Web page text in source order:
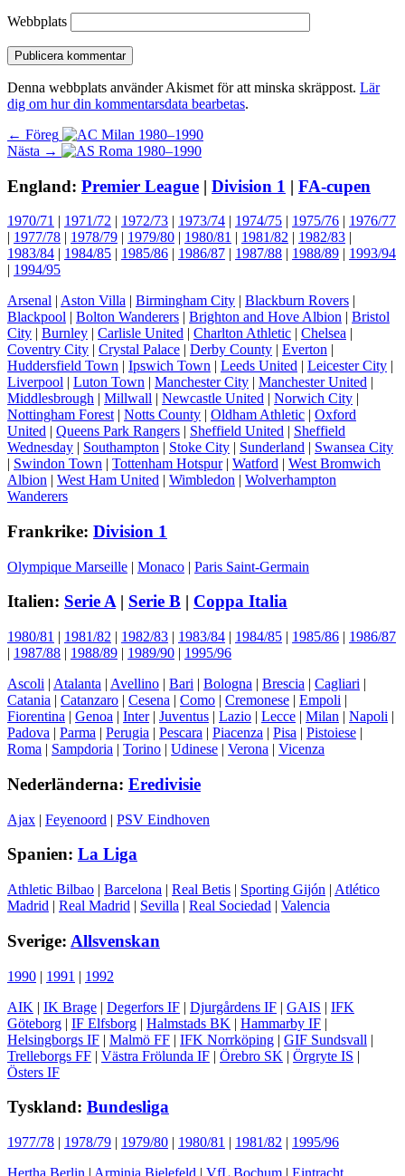
Webbplats
Denna webbplats använder Akismet för att minska skräppost. Lär
dig om hur din kommentarsdata bearbetas.
Inläggsnavigering
← Föreg Föregående
inlägg:
Nästa → Nästa
England: Premier League | Division 1 | FA-cupen
1970/71 | 1971/72 | 1972/73 | 1973/74 | 1974/75 | 1975/76 | 1976/77
| 1977/78 | 1978/79 | 1979/80 | 1980/81 | 1981/82 | 1982/83 |
1983/84 | 1984/85 | 1985/86 | 1986/87 | 1987/88 | 1988/89 | 1993/94
| 1994/95
Arsenal | Aston Villa | Birmingham City | Blackburn Rovers |
Blackpool | Bolton Wanderers | Brighton and Hove Albion | Bristol
City | Burnley | Carlisle United | Charlton Athletic | Chelsea |
Coventry City | Crystal Palace | Derby County | Everton |
Huddersfield Town | Ipswich Town | Leeds United | Leicester City |
Liverpool | Luton Town | Manchester City | Manchester United |
Middlesbrough | Millwall | Newcastle United | Norwich City |
Nottingham Forest | Notts County | Oldham Athletic | Oxford
United | Queens Park Rangers | Sheffield United | Sheffield
Wednesday | Southampton | Stoke City | Sunderland | Swansea City
| Swindon Town | Tottenham Hotspur| Watford | West Bromwich
Albion | West Ham United | Wimbledon | Wolverhampton
Wanderers
Frankrike: Division 1
Olympique Marseille | Monaco | Paris Saint-Germain
Italien: Serie A| Serie B | Coppa Italia
1980/81 | 1981/82 | 1982/83 | 1983/84 | 1984/85 | 1985/86 | 1986/87
| 1987/88 | 1988/89 | 1989/90 | 1995/96
Ascoli | Atalanta | Avellino | Bari | Bologna | Brescia | Cagliari |
Catania | Catanzaro | Cesena | Como | Cremonese | Empoli |
Fiorentina | Genoa | Inter| Juventus | Lazio | Lecce | Milan | Napoli |
Padova | Parma | Perugia | Pescara | Piacenza | Pisa | Pistoiese |
Roma | Sampdoria | Torino | Udinese | Verona | Vicenza
Nederländerna: Eredivisie
Ajax | Feyenoord | PSV Eindhoven
Spanien: La Liga
Athletic Bilbao | Barcelona | Real Betis | Sporting Gijón | Atlético
Madrid | Real Madrid | Sevilla | Real Sociedad | Valencia
Sverige: Allsvenskan
1990 | 1991 | 1992
AIK | IK Brage | Degerfors IF | Djurgårdens IF | GAIS | IFK
Göteborg | IF Elfsborg | Halmstads BK | Hammarby IF |
Helsingborgs IF | Malmö FF | IFK Norrköping | GIF Sundsvall |
Trelleborgs FF | Västra Frölunda IF | Örebro SK | Örgryte IS |
Östers IF
Tyskland: Bundesliga
1977/78 | 1978/79 | 1979/80 | 1980/81 | 1981/82 | 1995/96
Hertha Berlin | Arminia Bielefeld | VfL Bochum | Eintracht